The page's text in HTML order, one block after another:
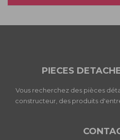
PIECES
Vous recherchez des pièces
constructeur, des produits